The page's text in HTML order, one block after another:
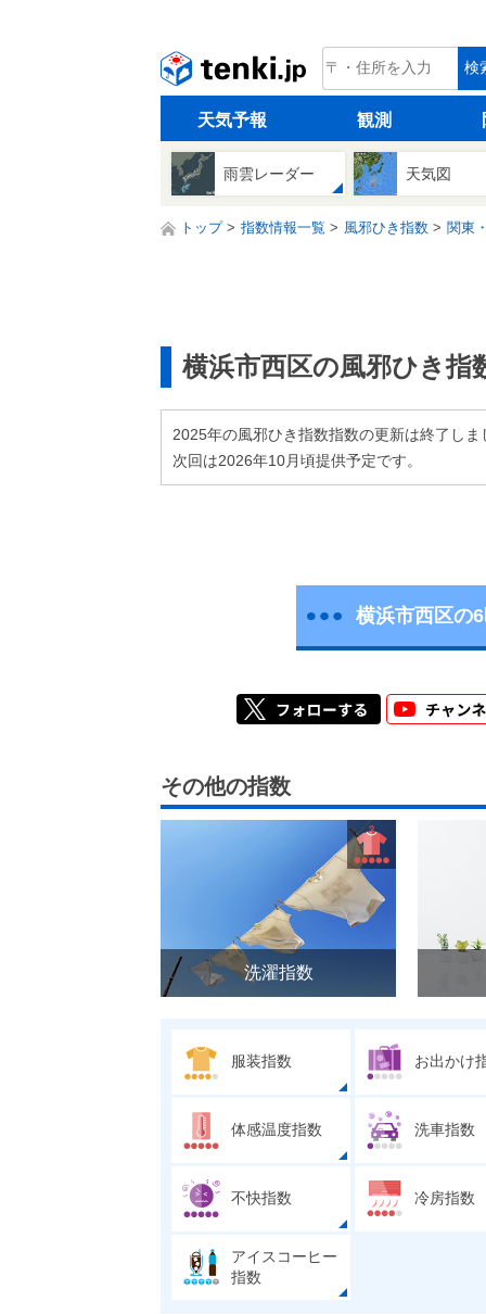
tenki.jp 検
天気予報 観測
雨雲レーダー 天気図
トップ 指数情報一覧 風邪ひき指数 関東
横浜市西区の風邪ひき指
2025年の風邪ひき指数指数の更新は終了しま
次回は2026年10月頃提供予定です。
横浜市西区の
その他の指数
洗濯指数
服装指数 お出かけ
体感温度指数 洗車指数
不快指数 冷房指数
アイスコーヒー
指数